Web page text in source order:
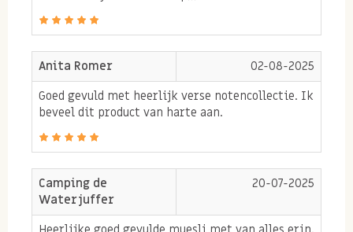
Hollandse havervlokken
Allergie informatie
Bevat NOTEN, GLUTEN.
Anita Romer
02-08-2025
Goed gevuld met heerlijk verse notencollectie. Ik
beveel dit product van harte aan.
Camping de
Waterjuffer
20-07-2025